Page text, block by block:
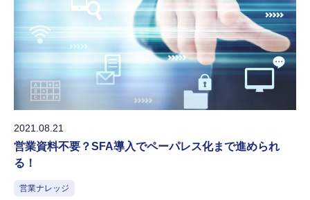
2021.08.21
営業資料不要？SFA導入でペーパレス化まで進められ
る！
営業ナレッジ